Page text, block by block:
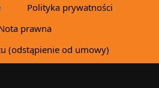
Polityka prywatności
prawna
(odstąpienie od umowy)